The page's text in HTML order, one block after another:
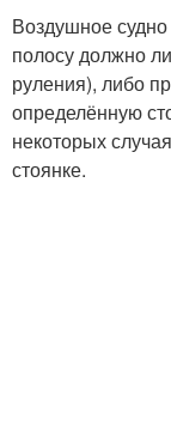
Воздушное
полосу должно
руления), либо
определённую
некоторых
стоянке.